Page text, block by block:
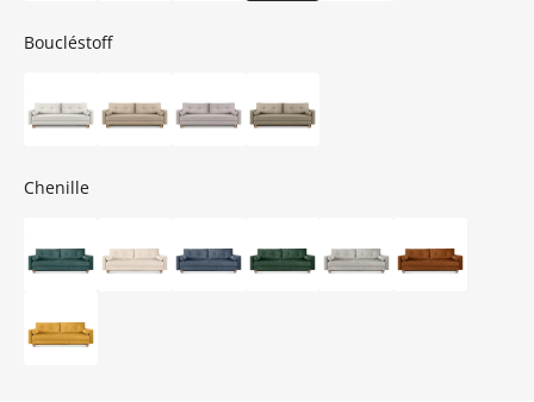
Boucléstoff
Chenille